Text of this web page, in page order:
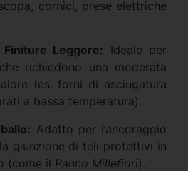
cornici, prese elettriche
Leggere: Ideale per
richiedono una moderata
(es. forni di asciugatura
a bassa temperatura).
Adatto per l’ancoraggio
giunzione di teli protettivi in
(come il Panno Millefiori).